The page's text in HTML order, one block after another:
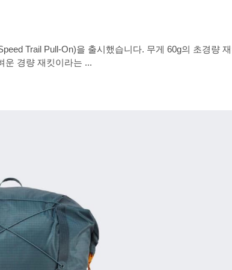
Trail Pull-On)을 출시했습니다. 무게 60g의 초경량
가벼운 경량 재킷이라는 ...